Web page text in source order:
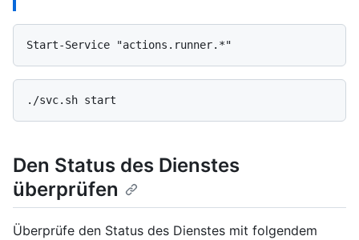
Den Status des Dienstes
überprüfen
Überprüfe den Status des Dienstes mit folgendem